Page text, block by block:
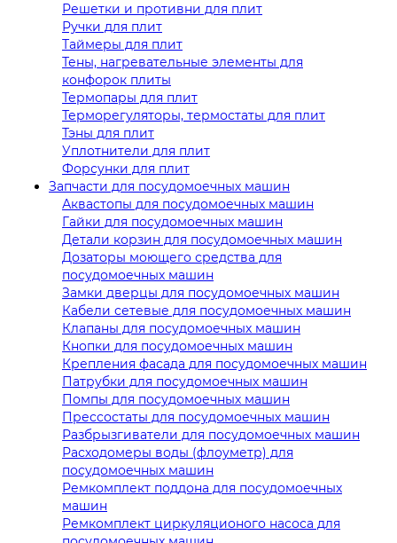
Решетки и противни для плит
Ручки для плит
Таймеры для плит
Тены, нагревательные элементы для
конфорок плиты
Термопары для плит
Терморегуляторы, термостаты для плит
Тэны для плит
Уплотнители для плит
Форсунки для плит
Запчасти для посудомоечных машин
Аквастопы для посудомоечных машин
Гайки для посудомоечных машин
Детали корзин для посудомоечных машин
Дозаторы моющего средства для
посудомоечных машин
Замки дверцы для посудомоечных машин
Кабели сетевые для посудомоечных машин
Клапаны для посудомоечных машин
Кнопки для посудомоечных машин
Крепления фасада для посудомоечных машин
Патрубки для посудомоечных машин
Помпы для посудомоечных машин
Прессостаты для посудомоечных машин
Разбрызгиватели для посудомоечных машин
Расходомеры воды (флоуметр) для
посудомоечных машин
Ремкомплект поддона для посудомоечных
машин
Ремкомплект циркуляционого насоса для